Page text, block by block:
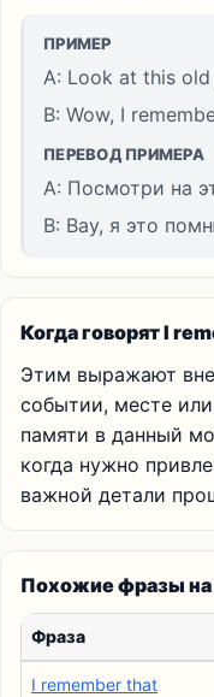
ПРИМЕР
A: Look at this
B: Wow, I
ПЕРЕВОД ПРИМЕРА
A: Посмотри на
B: Вау, я это
Когда говорят I
Этим выражают
событии, месте
памяти в данный
когда нужно
важной детали
Похожие фразы на
Фраза
I remember that